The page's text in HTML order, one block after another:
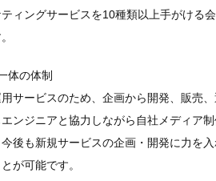
ィングサービスを10種類以上手がける
体の体制
用サービスのため、企画から開発、販売
ンジニアと協力しながら自社メディア
今後も新規サービスの企画・開発に力を
が可能です。